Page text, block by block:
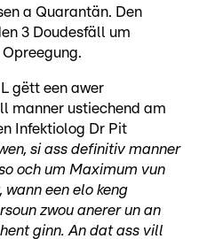
a Quarantän. Den
3 Doudesfäll um
gëtt een awer
manner ustiechend am
Infektiolog Dr Pit
si ass definitiv manner
och um Maximum vun
een elo keng
zwou anerer un an
ginn. An dat ass vill